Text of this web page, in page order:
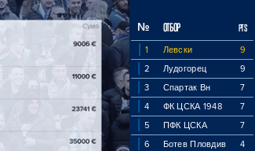
№ ОТБОР PTS
1 Левски
9
2
Лудогорец
9
3
Спартак Вн
7
4
ФК ЦСКА 1948
7
5
ПФК ЦСКА
7
6
Ботев Пловдив
4